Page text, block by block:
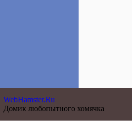
WebHamster.Ru
Домик любопытного хомячка